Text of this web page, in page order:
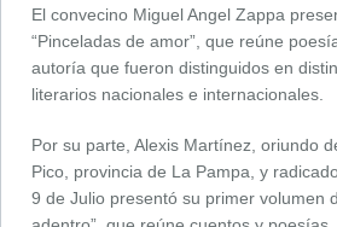
El convecino Miguel Angel Zappa
“Pinceladas de amor”, que reúne
autoría que fueron distinguidos en
literarios nacionales e internacionales.
Por su parte, Alexis Martínez, oriundo
Pico, provincia de La Pampa, y
9 de Julio presentó su primer volumen